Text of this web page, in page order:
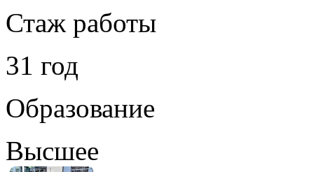
Стаж работы
31 год
Образование
Высшее